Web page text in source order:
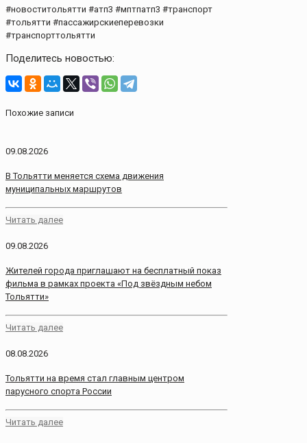
#новоститольятти #атп3 #мптпатп3 #транспорт
#тольятти #пассажирскиеперевозки
#транспорттольятти
Поделитесь новостью:
Похожие записи
09.08.2026
В Тольятти меняется схема движения
муниципальных маршрутов
Читать далее
09.08.2026
Жителей города приглашают на бесплатный показ
фильма в рамках проекта «Под звёздным небом
Тольятти»
Читать далее
08.08.2026
Тольятти на время стал главным центром
парусного спорта России
Читать далее